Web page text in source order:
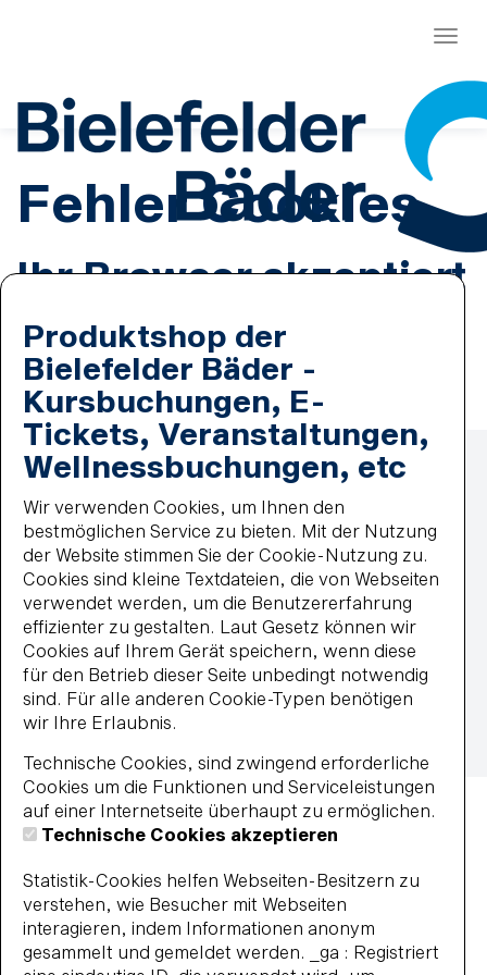
Fehler Cookies
Ihr Browser akzeptiert
keine Cookies.
Es ist erforderlich, dass Sie Cookies zulassen.
Zahlmethoden
Lastschrift
paypal
Wiederkehrende Lastschrift
Visa
Impressum
Datenschutz
Widerrufsbelehrung
Vertrag widerrufen
Barrierefreiheit
Impressum
AGB
Datenschutz
Widerrufsbelehrung
© 2026 BBF-Bielefelder Bäder und Freizeit GmbH
Produktshop der
Bielefelder Bäder -
Kursbuchungen, E-
Tickets, Veranstaltungen,
Wellnessbuchungen, etc
Wir verwenden Cookies, um Ihnen den
bestmöglichen Service zu bieten. Mit der Nutzung
der Website stimmen Sie der Cookie-Nutzung zu.
Cookies sind kleine Textdateien, die von Webseiten
verwendet werden, um die Benutzererfahrung
effizienter zu gestalten. Laut Gesetz können wir
Cookies auf Ihrem Gerät speichern, wenn diese
für den Betrieb dieser Seite unbedingt notwendig
sind. Für alle anderen Cookie-Typen benötigen
wir Ihre Erlaubnis.
Technische Cookies, sind zwingend erforderliche
Cookies um die Funktionen und Serviceleistungen
auf einer Internetseite überhaupt zu ermöglichen.
Technische Cookies akzeptieren
Statistik-Cookies helfen Webseiten-Besitzern zu
verstehen, wie Besucher mit Webseiten
interagieren, indem Informationen anonym
gesammelt und gemeldet werden. _ga : Registriert